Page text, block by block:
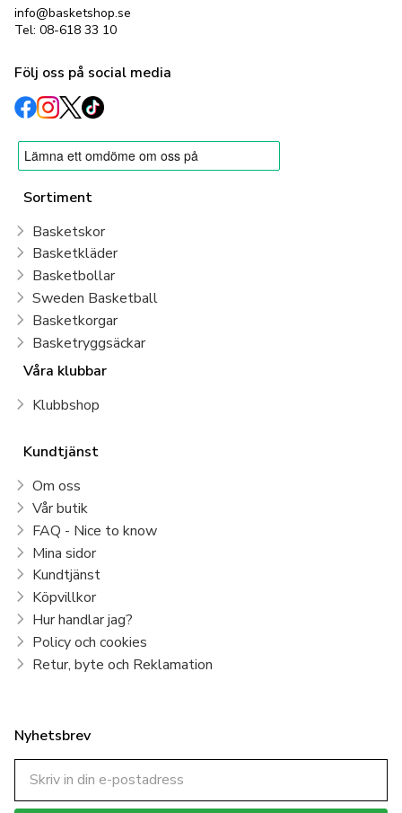
info@basketshop.se
Tel: 08-618 33 10
Följ oss på social media
Sortiment
Basketskor
Basketkläder
Basketbollar
Sweden Basketball
Basketkorgar
Basketryggsäckar
Våra klubbar
Klubbshop
Kundtjänst
Om oss
Vår butik
FAQ - Nice to know
Mina sidor
Kundtjänst
Köpvillkor
Hur handlar jag?
Policy och cookies
Retur, byte och Reklamation
Nyhetsbrev